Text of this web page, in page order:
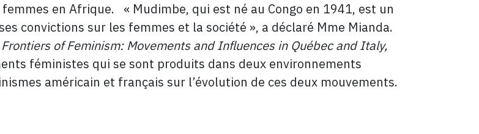
en Afrique. « Mudimbe, qui est né au Congo en 1941, est un
convictions sur les femmes et la société », a déclaré Mme Mianda.
Frontiers of Feminism: Movements and Influences in Québec and Italy,
féministes qui se sont produits dans deux environnements
américain et français sur l’évolution de ces deux mouvements.